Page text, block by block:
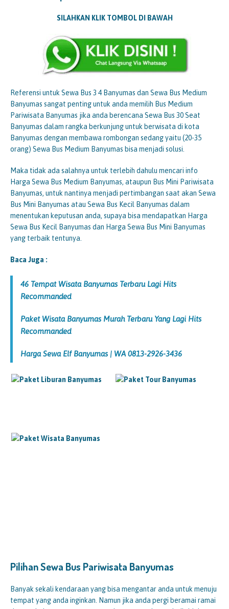
SILAHKAN KLIK TOMBOL DI BAWAH
Referensi untuk Sewa Bus 3 4 Banyumas dan Sewa Bus Medium
Banyumas sangat penting untuk anda memilih Bus Medium
Pariwisata Banyumas jika anda berencana Sewa Bus 30 Seat
Banyumas dalam rangka berkunjung untuk berwisata di kota
Banyumas dengan membawa rombongan sedang yaitu (20-35
orang) Sewa Bus Medium Banyumas bisa menjadi solusi.
Maka tidak ada salahnya untuk terlebih dahulu mencari info
Harga Sewa Bus Medium Banyumas, ataupun Bus Mini Pariwisata
Banyumas, untuk nantinya menjadi pertimbangan saat akan Sewa
Bus Mini Banyumas atau Sewa Bus Kecil Banyumas dalam
menentukan keputusan anda, supaya bisa mendapatkan Harga
Sewa Bus Kecil Banyumas dan Harga Sewa Bus Mini Banyumas
yang terbaik tentunya.
Baca Juga :
46 Tempat Wisata Banyumas Terbaru Lagi Hits
Recommanded
Paket Wisata Banyumas Murah Terbaru Yang Lagi Hits
Recommanded
Harga Sewa Elf Banyumas | WA 0813-2926-3436
Pilihan Sewa Bus Pariwisata Banyumas
Banyak sekali kendaraan yang bisa mengantar anda untuk menuju
tempat yang anda inginkan. Namun jika anda pergi beramai ramai